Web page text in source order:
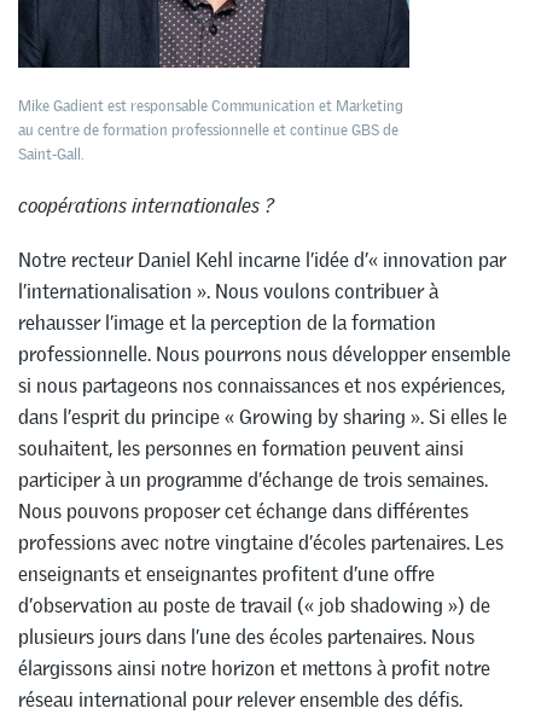
Mike Gadient est responsable Communication et Marketing
au centre de formation professionnelle et continue GBS de
Saint-Gall.
coopérations internationales ?
Notre recteur Daniel Kehl incarne l’idée d’« innovation par
l’internationalisation ». Nous voulons contribuer à
rehausser l’image et la perception de la formation
professionnelle. Nous pourrons nous développer ensemble
si nous partageons nos connaissances et nos expériences,
dans l’esprit du principe « Growing by sharing ». Si elles le
souhaitent, les personnes en formation peuvent ainsi
participer à un programme d’échange de trois semaines.
Nous pouvons proposer cet échange dans différentes
professions avec notre vingtaine d’écoles partenaires. Les
enseignants et enseignantes profitent d’une offre
d’observation au poste de travail (« job shadowing ») de
plusieurs jours dans l’une des écoles partenaires. Nous
élargissons ainsi notre horizon et mettons à profit notre
réseau international pour relever ensemble des défis.